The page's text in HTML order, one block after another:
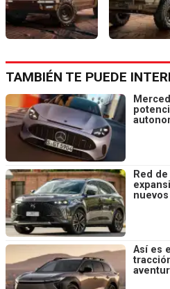
TAMBIÉN TE PUEDE
Red
Así es